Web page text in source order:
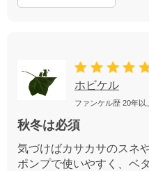
ホビケル
ファンケル歴 20年以
秋冬は必須
気づけばカサカサのスネ
ポンプで使いやすく、ベ